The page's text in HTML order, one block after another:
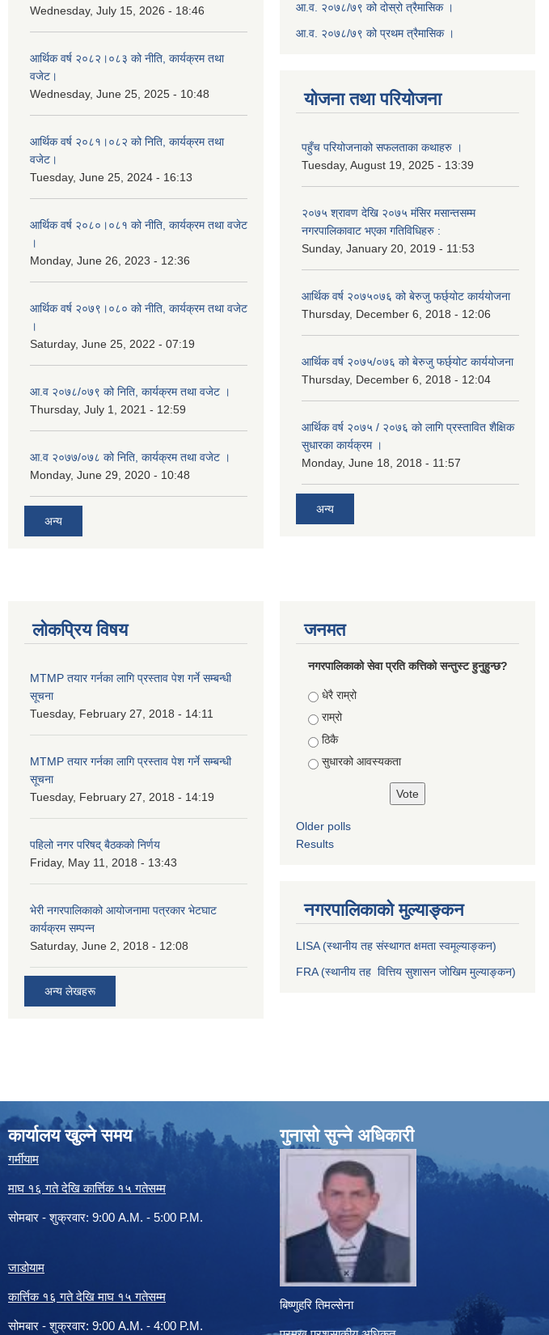
Wednesday, July 15, 2026 - 18:46
आर्थिक वर्ष २०८२।०८३ को नीति, कार्यक्रम तथा
वजेट।
Wednesday, June 25, 2025 - 10:48
आर्थिक वर्ष २०८१।०८२ को निति, कार्यक्रम तथा
वजेट।
Tuesday, June 25, 2024 - 16:13
आर्थिक वर्ष २०८०।०८१ को नीति, कार्यक्रम तथा वजेट
।
Monday, June 26, 2023 - 12:36
आर्थिक वर्ष २०७९।०८० को नीति, कार्यक्रम तथा वजेट
।
Saturday, June 25, 2022 - 07:19
आ.व २०७८/०७९ को निति, कार्यक्रम तथा वजेट ।
Thursday, July 1, 2021 - 12:59
आ.व २०७७/०७८ को निति, कार्यक्रम तथा वजेट ।
Monday, June 29, 2020 - 10:48
अन्य
आ.व. २०७८/७९ को दोस्रो त्रैमासिक ।
आ.व. २०७८/७९ को प्रथम त्रैमासिक ।
योजना तथा परियोजना
पहुँच परियोजनाको सफलताका कथाहरु ।
Tuesday, August 19, 2025 - 13:39
२०७५ श्रावण देखि २०७५ मंसिर मसान्तसम्म
नगरपालिकावाट भएका गतिविधिहरु :
Sunday, January 20, 2019 - 11:53
आर्थिक वर्ष २०७५०७६ को बेरुजु फर्छ्योट कार्ययोजना
Thursday, December 6, 2018 - 12:06
आर्थिक वर्ष २०७५/०७६ को बेरुजु फर्छ्योट कार्ययोजना
Thursday, December 6, 2018 - 12:04
आर्थिक वर्ष २०७५ / २०७६ को लागि प्रस्तावित शैक्षिक
सुधारका कार्यक्रम ।
Monday, June 18, 2018 - 11:57
अन्य
लोकप्रिय विषय
MTMP तयार गर्नका लागि प्रस्ताव पेश गर्ने सम्बन्धी
सूचना
Tuesday, February 27, 2018 - 14:11
MTMP तयार गर्नका लागि प्रस्ताव पेश गर्ने सम्बन्धी
सूचना
Tuesday, February 27, 2018 - 14:19
पहिलो नगर परिषद् बैठकको निर्णय
Friday, May 11, 2018 - 13:43
भेरी नगरपालिकाको आयोजनामा पत्रकार भेटघाट
कार्यक्रम सम्पन्न
Saturday, June 2, 2018 - 12:08
अन्य लेखहरू
जनमत
नगरपालिकाको सेवा प्रति कत्तिको सन्तुस्ट हुनुहुन्छ?
Choices
धेरै राम्रो
राम्रो
ठिकै
सुधारको आवस्यकता
Older polls
Results
नगरपालिकाको मुल्याङ्कन
LISA (स्थानीय तह संस्थागत क्षमता स्वमूल्याङ्कन)
FRA (स्थानीय तह वित्तिय सुशासन जोखिम मुल्याङ्कन)
कार्यालय खुल्ने समय
गर्मीयाम
माघ १६ गते देखि कार्त्तिक १५ गतेसम्म
सोमबार - शुक्रवार: 9:00 A.M. - 5:00 P.M.
जाडोयाम
कार्त्तिक १६ गते देखि माघ १५ गतेसम्म
सोमबार - शुक्रवार: 9:00 A.M. - 4:00 P.M.
गुनासो सुन्ने अधिकारी
बिष्णुहरि तिमल्सेना